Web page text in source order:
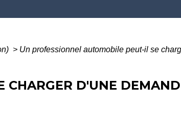
> Un professionnel automobile peut-il se
CHARGER D'UNE